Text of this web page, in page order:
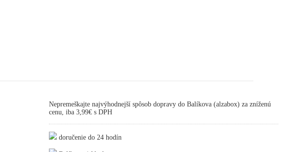
Nepremeškajte najvýhodnejší spôsob dopravy do Balíkova (alzabox) za zníženú
cenu, iba 3,99€ s DPH
doručenie do 24 hodín